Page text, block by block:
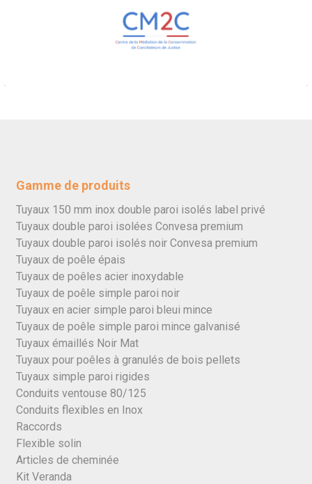
Gamme de produits
Tuyaux 150 mm inox double paroi isolés label privé
Tuyaux double paroi isolées Convesa premium
Tuyaux double paroi isolés noir Convesa premium
Tuyaux de poêle épais
Tuyaux de poêles acier inoxydable
Tuyaux de poêle simple paroi noir
Tuyaux en acier simple paroi bleui mince
Tuyaux de poêle simple paroi mince galvanisé
Tuyaux émaillés Noir Mat
Tuyaux pour poêles à granulés de bois pellets
Tuyaux simple paroi rigides
Conduits ventouse 80/125
Conduits flexibles en Inox
Raccords
Flexible solin
Articles de cheminée
Kit Veranda